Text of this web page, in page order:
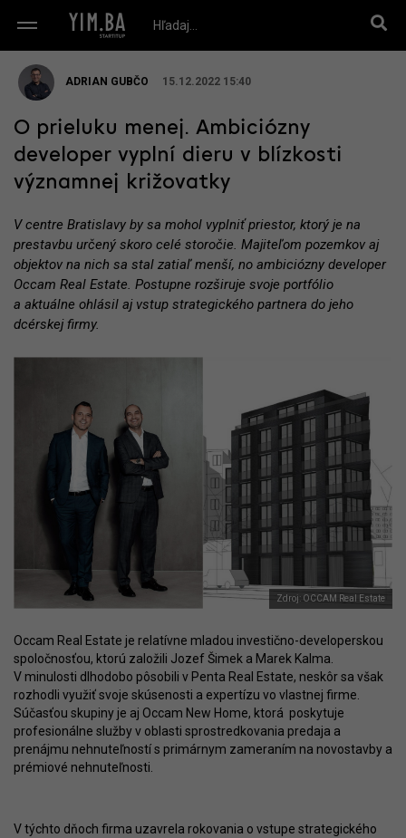
ADRIAN GUBČO 15.12.2022 15:40
O prieluku menej. Ambiciózny
developer vyplní dieru v blízkosti
významnej križovatky
V centre Bratislavy by sa mohol vyplniť priestor, ktorý je na
prestavbu určený skoro celé storočie. Majiteľom pozemkov aj
objektov na nich sa stal zatiaľ menší, no ambiciózny developer
Occam Real Estate. Postupne rozširuje svoje portfólio
a aktuálne ohlásil aj vstup strategického partnera do jeho
dcérskej firmy.
Zdroj: OCCAM Real Estate
Occam Real Estate je relatívne mladou investično-developerskou
spoločnosťou, ktorú založili Jozef Šimek a Marek Kalma.
V minulosti dlhodobo pôsobili v Penta Real Estate, neskôr sa však
rozhodli využiť svoje skúsenosti a expertízu vo vlastnej firme.
Súčasťou skupiny je aj Occam New Home, ktorá poskytuje
profesionálne služby v oblasti sprostredkovania predaja a
prenájmu nehnuteľností s primárnym zameraním na novostavby a
prémiové nehnuteľnosti.
V týchto dňoch firma uzavrela rokovania o vstupe strategického